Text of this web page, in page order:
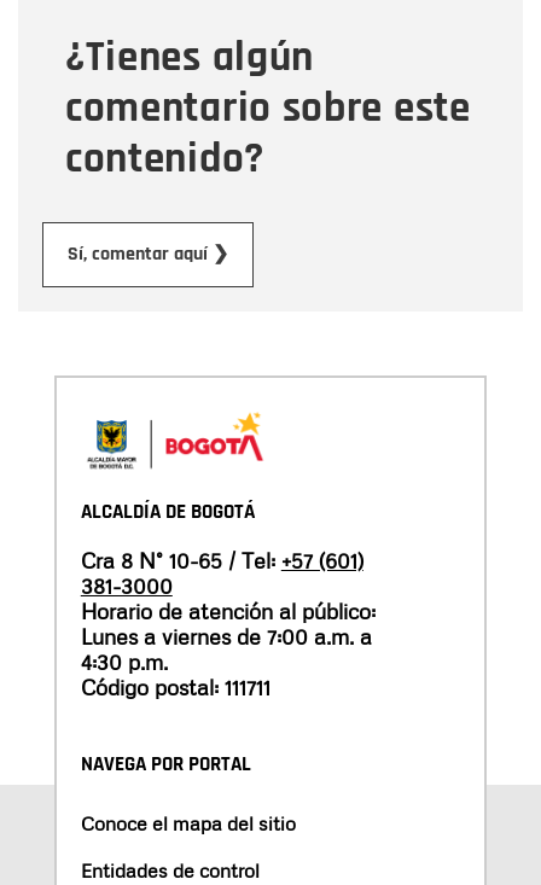
¿Tienes algún
comentario sobre este
contenido?
Sí, comentar aquí ❯
Mensaje
ALCALDÍA DE BOGOTÁ
Cra 8 N° 10-65 / Tel: +57 (601)
381-3000
Horario de atención al público:
Lunes a viernes de 7:00 a.m. a
4:30 p.m.
Código postal: 111711
NAVEGA POR PORTAL
Conoce el mapa del sitio
Entidades de control